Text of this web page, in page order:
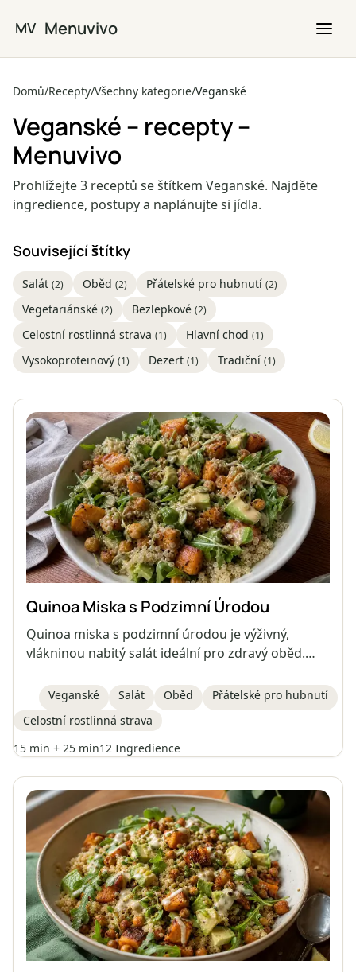
MV Menuvivo
Domů/Recepty/Všechny kategorie/Veganské
Veganské – recepty –
Menuvivo
Prohlížejte 3 receptů se štítkem Veganské. Najděte
ingredience, postupy a naplánujte si jídla.
Související štítky
Salát (2) Oběd (2) Přátelské pro hubnutí (2)
Vegetariánské (2) Bezlepkové (2)
Celostní rostlinná strava (1) Hlavní chod (1)
Vysokoproteinový (1) Dezert (1) Tradiční (1)
Quinoa Miska s Podzimní Úrodou
Quinoa miska s podzimní úrodou je výživný,
vlákninou nabitý salát ideální pro zdravý oběd.
pečené batáty, křupavou cizrnu, krémové
avokádo, naklíčená dýňová semínka, listovou
zeleninu a pikantní domácí tahini dresink.
Ingredience dodávají antioxidanty, bílkoviny a
ideální volbu pro ty, kteří hledají plnohodnotné a
dietní jídlo.
Veganské Salát Oběd
Přátelské pro hubnutí
Celostní rostlinná strava
15 min + 25 min12 Ingredience